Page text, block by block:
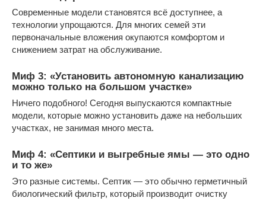
Современные модели становятся всё доступнее, а
технологии упрощаются. Для многих семей эти
первоначальные вложения окупаются комфортом и
снижением затрат на обслуживание.
Миф 3: «Установить автономную канализацию
можно только на большом участке»
Ничего подобного! Сегодня выпускаются компактные
модели, которые можно установить даже на небольших
участках, не занимая много места.
Миф 4: «Септики и выгребные ямы — это одно
и то же»
Это разные системы. Септик — это обычно герметичный
биологический фильтр, который производит очистку